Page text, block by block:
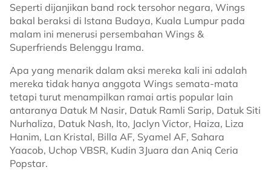
Seperti dijanjikan band rock tersohor negara, Wings
bakal beraksi di Istana Budaya, Kuala Lumpur pada
malam ini menerusi persembahan Wings &
Superfriends Belenggu Irama.
Apa yang menarik dalam aksi mereka kali ini adalah
mereka tidak hanya anggota Wings semata-mata
tetapi turut menampilkan ramai artis popular lain
antaranya Datuk M Nasir, Datuk Ramli Sarip, Datuk Siti
Nurhaliza, Datuk Nash, Ito, Jaclyn Victor, Haiza, Liza
Hanim, Lan Kristal, Billa AF, Syamel AF, Sahara
Yaacob, Uchop VBSR, Kudin 3Juara dan Aniq Ceria
Popstar.